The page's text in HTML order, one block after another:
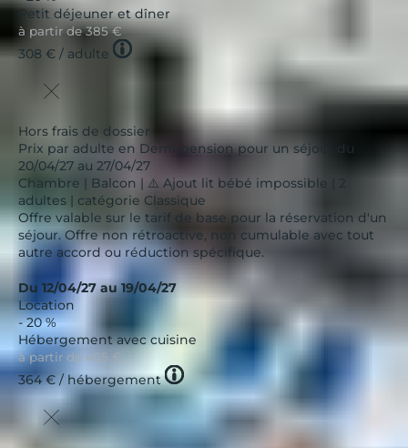
Petit déjeuner et dîner
à partir de385 €
308 € / adulte Tooltip
icon
Hors frais de dossier
Prix par adulte en Demi-pension pour un séjour du
20/04/27 au 27/04/27
Chambre | Balcon | ⚠️ Ajout lit bébé impossible | 2
adultes | catégorie Classique
Offre valable sur le tarif de base pour la réservation d'un
séjour. Offre non rétroactive, non cumulable avec tout
autre accord ou réduction spécifique.
Du 12/04/27 au 19/04/27
Location
- 20 %
Hébergement avec cuisine
à partir de 455 €
364 €/ hébergementTooltip
icon